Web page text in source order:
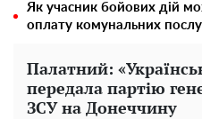
Як учасник бойових дій
оплату комунальних
Палатний:
передала партію
ЗСУ на Донеччину